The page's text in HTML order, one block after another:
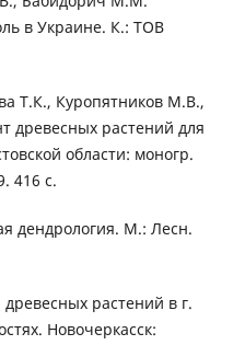
в Украине. К.: ТОВ
Т.К., Куропятников М.В.,
древесных растений для
области: моногр.
416 с.
дендрология. М.: Лесн.
растений в г.
Новочеркасск: